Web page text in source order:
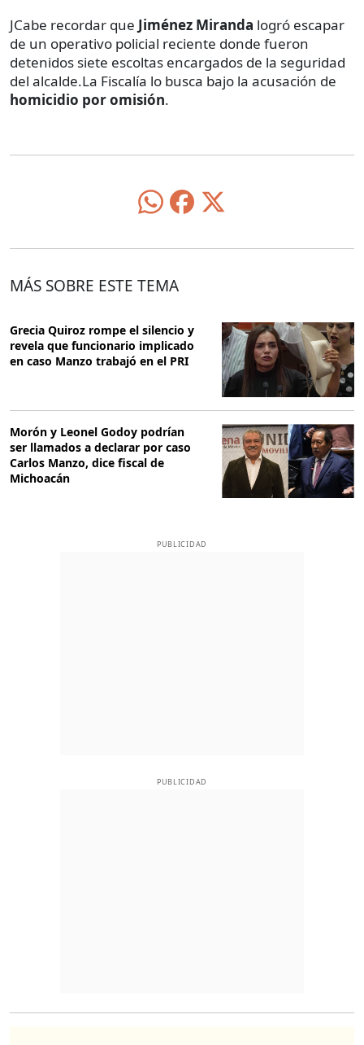
JCabe recordar que Jiménez Miranda logró escapar
de un operativo policial reciente donde fueron
detenidos siete escoltas encargados de la seguridad
del alcalde.La Fiscalía lo busca bajo la acusación de
homicidio por omisión.
MÁS SOBRE ESTE TEMA
Grecia Quiroz rompe el silencio y
revela que funcionario implicado
en caso Manzo trabajó en el PRI
Morón y Leonel Godoy podrían
ser llamados a declarar por caso
Carlos Manzo, dice fiscal de
Michoacán
PUBLICIDAD
PUBLICIDAD